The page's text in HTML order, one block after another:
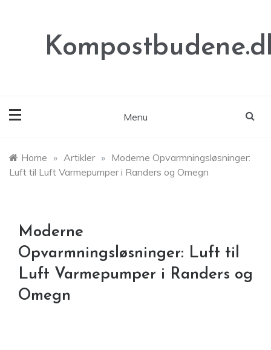
Menu
Home » Artikler » Moderne Opvarmningsløsninger:
Luft til Luft Varmepumper i Randers og Omegn
Moderne
Opvarmningsløsninger: Luft til
Luft Varmepumper i Randers og
Omegn